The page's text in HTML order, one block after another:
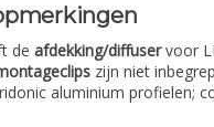
de afdekking/diffuservoor
zijn niet
aluminium profielen;